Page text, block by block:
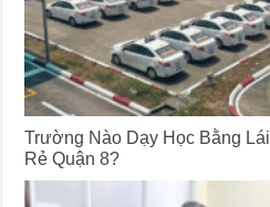
Trường Nào Dạy Học Bằng
Rẻ Quận 8?